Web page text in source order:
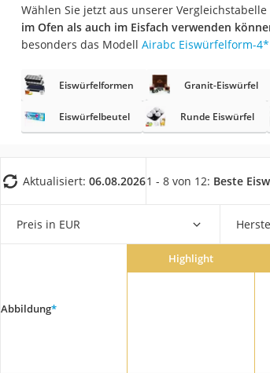
Wählen Sie jetzt aus unserer Vergleichstabelle
im Ofen als auch im Eisfach verwenden
besonders das Modell Airabc Eiswürfelform-4*
Eiswürfelformen Granit-Eiswürfel
Eiswürfelbeutel Runde Eiswürfel
Aktualisiert: 06.08.20261 - 8 von 12: Beste
Preis in EUR
Abbildung*
Highlight